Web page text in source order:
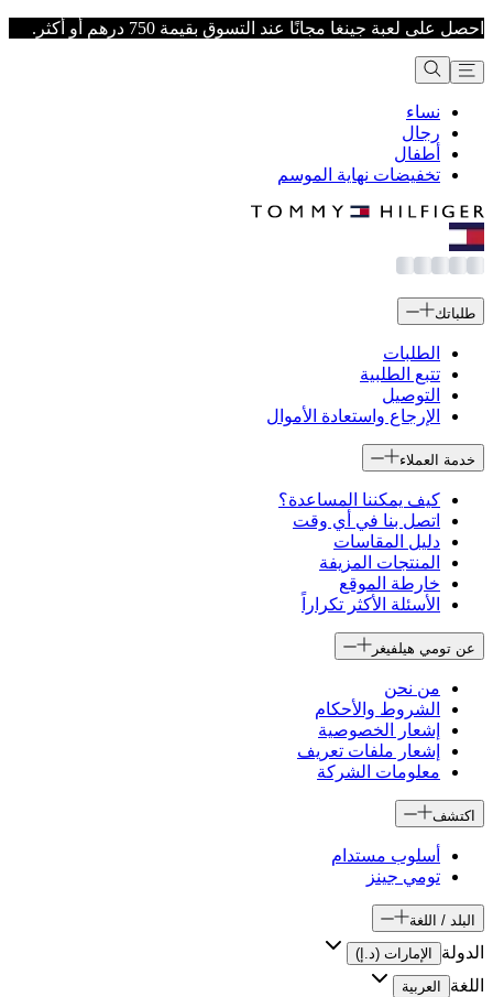
احصل على لعبة جينغا مجانًا عند التسوق بقيمة 750 درهم أو أكثر.
نساء
رجال
أطفال
تخفيضات نهاية الموسم
طلباتك
الطلبات
تتبع الطلبية
التوصيل
الإرجاع واستعادة الأموال
خدمة العملاء
كيف يمكننا المساعدة؟
اتصل بنا في أي وقت
دليل المقاسات
المنتجات المزيفة
خارطة الموقع
الأسئلة الأكثر تكراراً
عن تومي هيلفيغر
من نحن
الشروط والأحكام
إشعار الخصوصية
إشعار ملفات تعريف
معلومات الشركة
اكتشف
أسلوب مستدام
تومي جينز
البلد / اللغة
الدولة الإمارات (د.إ)
اللغة
العربية